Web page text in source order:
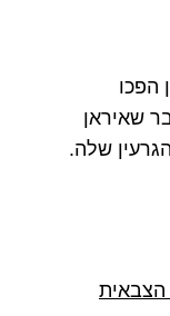
הפכו
שאיראן
שלה.
הצבאית